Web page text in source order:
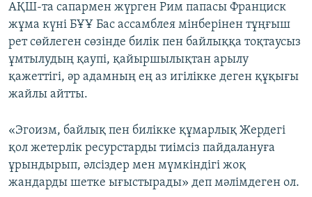
АҚШ-та сапармен жүрген Рим папасы Франциск
жұма күні БҰҰ Бас ассамблея мінберінен тұңғыш
рет сөйлеген сөзінде билік пен байлыққа тоқтаусыз
ұмтылудың қаупі, қайыршылықтан арылу
қажеттігі, әр адамның ең аз игілікке деген құқығы
жайлы айтты.
«Эгоизм, байлық пен билікке құмарлық Жердегі
қол жетерлік ресурстарды тиімсіз пайдалануға
ұрындырып, әлсіздер мен мүмкіндігі жоқ
жандарды шетке ығыстырады» деп мәлімдеген ол.